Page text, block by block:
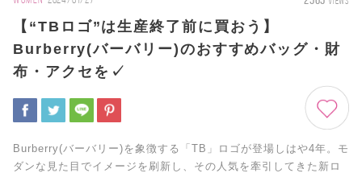
【“TBロゴ”は生産終了前に買おう】
Burberry(バーバリー)のおすすめバッグ・財
布・アクセを✓
Burberry(バーバリー)を象徴する「TB」ロゴが登場しはや4年。モ
ダンな見た目でイメージを刷新し、その人気を牽引してきた新ロ